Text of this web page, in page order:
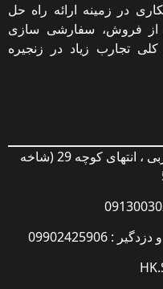
در زمینه ارائه راه حل
از فروش، سفارشی سازی
تجارب زیاد در زنجیره
آدرس :اصفهان ،خیابان نظر غربی ، انتهای کوچه 29 (شاخه